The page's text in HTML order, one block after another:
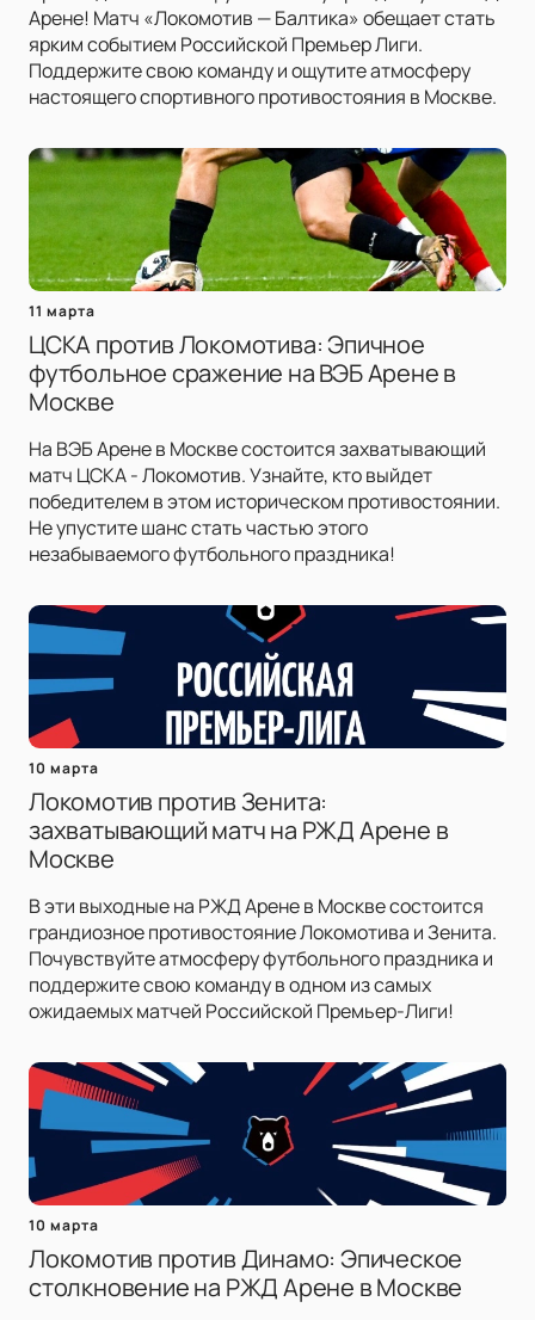
Арене! Матч «Локомотив — Балтика» обещает стать
ярким событием Российской Премьер Лиги.
Поддержите свою команду и ощутите атмосферу
настоящего спортивного противостояния в Москве.
11 марта
ЦСКА против Локомотива: Эпичное
футбольное сражение на ВЭБ Арене в
Москве
На ВЭБ Арене в Москве состоится захватывающий
матч ЦСКА - Локомотив. Узнайте, кто выйдет
победителем в этом историческом противостоянии.
Не упустите шанс стать частью этого
незабываемого футбольного праздника!
10 марта
Локомотив против Зенита:
захватывающий матч на РЖД Арене в
Москве
В эти выходные на РЖД Арене в Москве состоится
грандиозное противостояние Локомотива и Зенита.
Почувствуйте атмосферу футбольного праздника и
поддержите свою команду в одном из самых
ожидаемых матчей Российской Премьер-Лиги!
10 марта
Локомотив против Динамо: Эпическое
столкновение на РЖД Арене в Москве